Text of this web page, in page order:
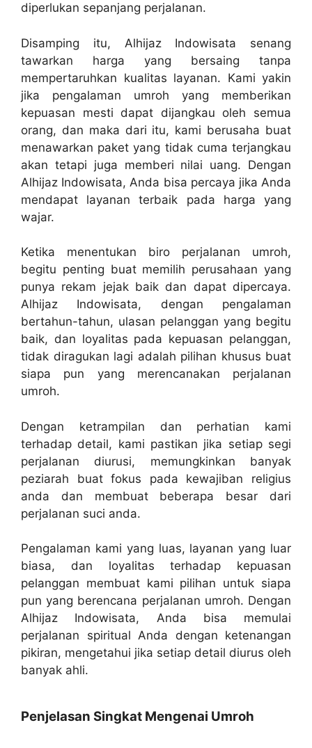
diperlukan sepanjang perjalanan.
Disamping itu, Alhijaz Indowisata senang
tawarkan harga yang bersaing tanpa
mempertaruhkan kualitas layanan. Kami yakin
jika pengalaman umroh yang memberikan
kepuasan mesti dapat dijangkau oleh semua
orang, dan maka dari itu, kami berusaha buat
menawarkan paket yang tidak cuma terjangkau
akan tetapi juga memberi nilai uang. Dengan
Alhijaz Indowisata, Anda bisa percaya jika Anda
mendapat layanan terbaik pada harga yang
wajar.
Ketika menentukan biro perjalanan umroh,
begitu penting buat memilih perusahaan yang
punya rekam jejak baik dan dapat dipercaya.
Alhijaz Indowisata, dengan pengalaman
bertahun-tahun, ulasan pelanggan yang begitu
baik, dan loyalitas pada kepuasan pelanggan,
tidak diragukan lagi adalah pilihan khusus buat
siapa pun yang merencanakan perjalanan
umroh.
Dengan ketrampilan dan perhatian kami
terhadap detail, kami pastikan jika setiap segi
perjalanan diurusi, memungkinkan banyak
peziarah buat fokus pada kewajiban religius
anda dan membuat beberapa besar dari
perjalanan suci anda.
Pengalaman kami yang luas, layanan yang luar
biasa, dan loyalitas terhadap kepuasan
pelanggan membuat kami pilihan untuk siapa
pun yang berencana perjalanan umroh. Dengan
Alhijaz Indowisata, Anda bisa memulai
perjalanan spiritual Anda dengan ketenangan
pikiran, mengetahui jika setiap detail diurus oleh
banyak ahli.
Penjelasan Singkat Mengenai Umroh